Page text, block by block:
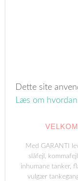
Dette site
Læs om
Med GARANTI
slåfejl,
inhumane tanker,
vulgær